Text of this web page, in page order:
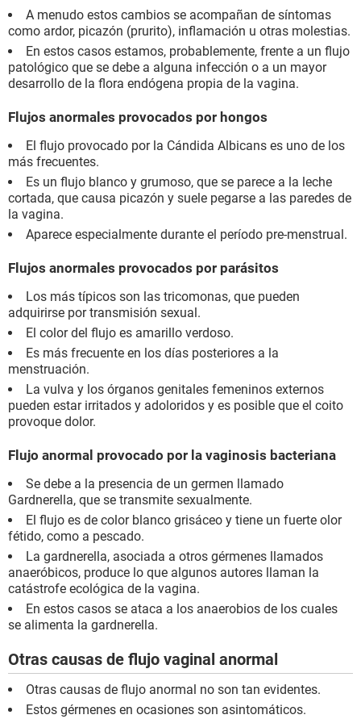
A menudo estos cambios se acompañan de síntomas
como ardor, picazón (prurito), inflamación u otras molestias.
En estos casos estamos, probablemente, frente a un flujo
patológico que se debe a alguna infección o a un mayor
desarrollo de la flora endógena propia de la vagina.
Flujos anormales provocados por hongos
El flujo provocado por la Cándida Albicans es uno de los
más frecuentes.
Es un flujo blanco y grumoso, que se parece a la leche
cortada, que causa picazón y suele pegarse a las paredes de
la vagina.
Aparece especialmente durante el período pre-menstrual.
Flujos anormales provocados por parásitos
Los más típicos son las tricomonas, que pueden
adquirirse por transmisión sexual.
El color del flujo es amarillo verdoso.
Es más frecuente en los días posteriores a la
menstruación.
La vulva y los órganos genitales femeninos externos
pueden estar irritados y adoloridos y es posible que el coito
provoque dolor.
Flujo anormal provocado por la vaginosis bacteriana
Se debe a la presencia de un germen llamado
Gardnerella, que se transmite sexualmente.
El flujo es de color blanco grisáceo y tiene un fuerte olor
fétido, como a pescado.
La gardnerella, asociada a otros gérmenes llamados
anaeróbicos, produce lo que algunos autores llaman la
catástrofe ecológica de la vagina.
En estos casos se ataca a los anaerobios de los cuales
se alimenta la gardnerella.
Otras causas de flujo vaginal anormal
Otras causas de flujo anormal no son tan evidentes.
Estos gérmenes en ocasiones son asintomáticos.